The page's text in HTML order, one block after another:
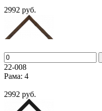
2992 руб.
22-008
Рама: 4
2992 руб.